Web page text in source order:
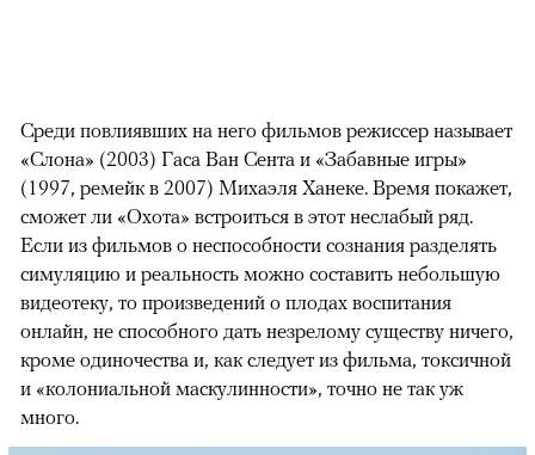
Среди повлиявших на него фильмов режиссер называет
«Слона» (2003) Гаса Ван Сента и «Забавные игры»
(1997, ремейк в 2007) Михаэля Ханеке. Время покажет,
сможет ли «Охота» встроиться в этот неслабый ряд.
Если из фильмов о неспособности сознания разделять
симуляцию и реальность можно составить небольшую
видеотеку, то произведений о плодах воспитания
онлайн, не способного дать незрелому существу ничего,
кроме одиночества и, как следует из фильма, токсичной
и «колониальной маскулинности», точно не так уж
много.